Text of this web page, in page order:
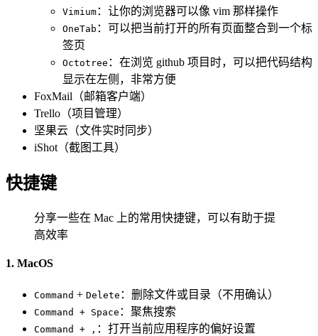
Vimium ：让你的浏览器可以像 vim 那样操作
OneTab ：可以把当前打开的所有页面整合到一个标
签页
Octotree ：在浏览 github 项目时，可以把代码结构
显示在左侧，非常方便
FoxMail（邮箱客户端）
Trello（项目管理）
坚果云（文件实时同步）
iShot（截图工具）
快捷键
分享一些在 Mac 上的常用快捷键，可以有助于提
高效率
1. MacOS
Command + Delete ：删除文件或目录（不用确认）
Command + Space ：聚焦搜索
Command + , ：打开当前应用程序的偏好设置